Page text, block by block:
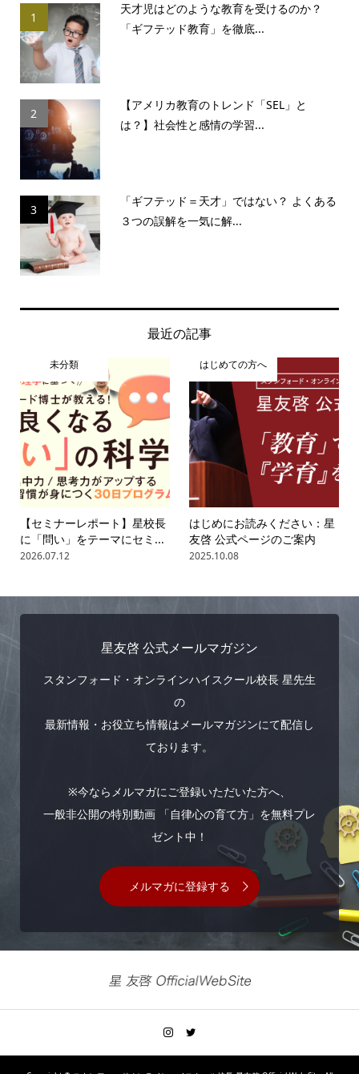
1
天才児はどのような教育を受けるのか？
「ギフテッド教育」を徹底...
2
【アメリカ教育のトレンド「SEL」と
は？】社会性と感情の学習...
3
「ギフテッド＝天才」ではない？ よくある
３つの誤解を一気に解...
最近の記事
未分類
【セミナーレポート】星校長
に「問い」をテーマにセミ...
2026.07.12
はじめての方へ
はじめにお読みください：星
友啓 公式ページのご案内
2025.10.08
星友啓 公式メールマガジン
スタンフォード・オンラインハイスクール校長 星先生
の
最新情報・お役立ち情報はメールマガジンにて配信し
ております。
※今ならメルマガにご登録いただいた方へ、
一般非公開の特別動画 「自律心の育て方」を無料プレ
ゼント中！
メルマガに登録する